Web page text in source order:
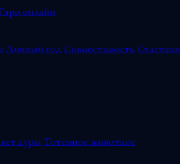
онлайн
Личный год Совместимость
ауры Тотемное животное